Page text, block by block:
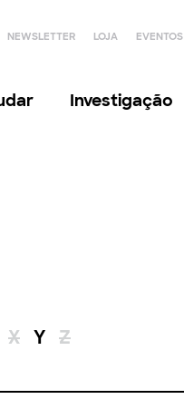
NEWSLETTER LOJA EVENTOS
Investigação
X Y Z